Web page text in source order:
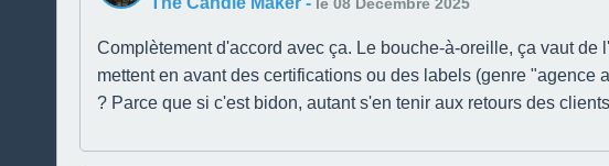
Complètement d'accord avec ça. Le bouche-à-oreille, ça vaut
mettent en avant des certifications ou des labels (genre
? Parce que si c'est bidon, autant s'en tenir aux retours des